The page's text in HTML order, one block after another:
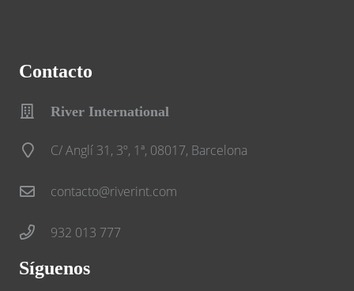
Contacto
River International
C/ Anglí 31, 3º, 1ª, 08017, Barcelona
contacto@riverint.com
932 013 777
Síguenos